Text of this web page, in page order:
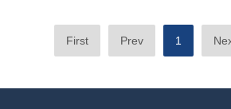
First Prev 1